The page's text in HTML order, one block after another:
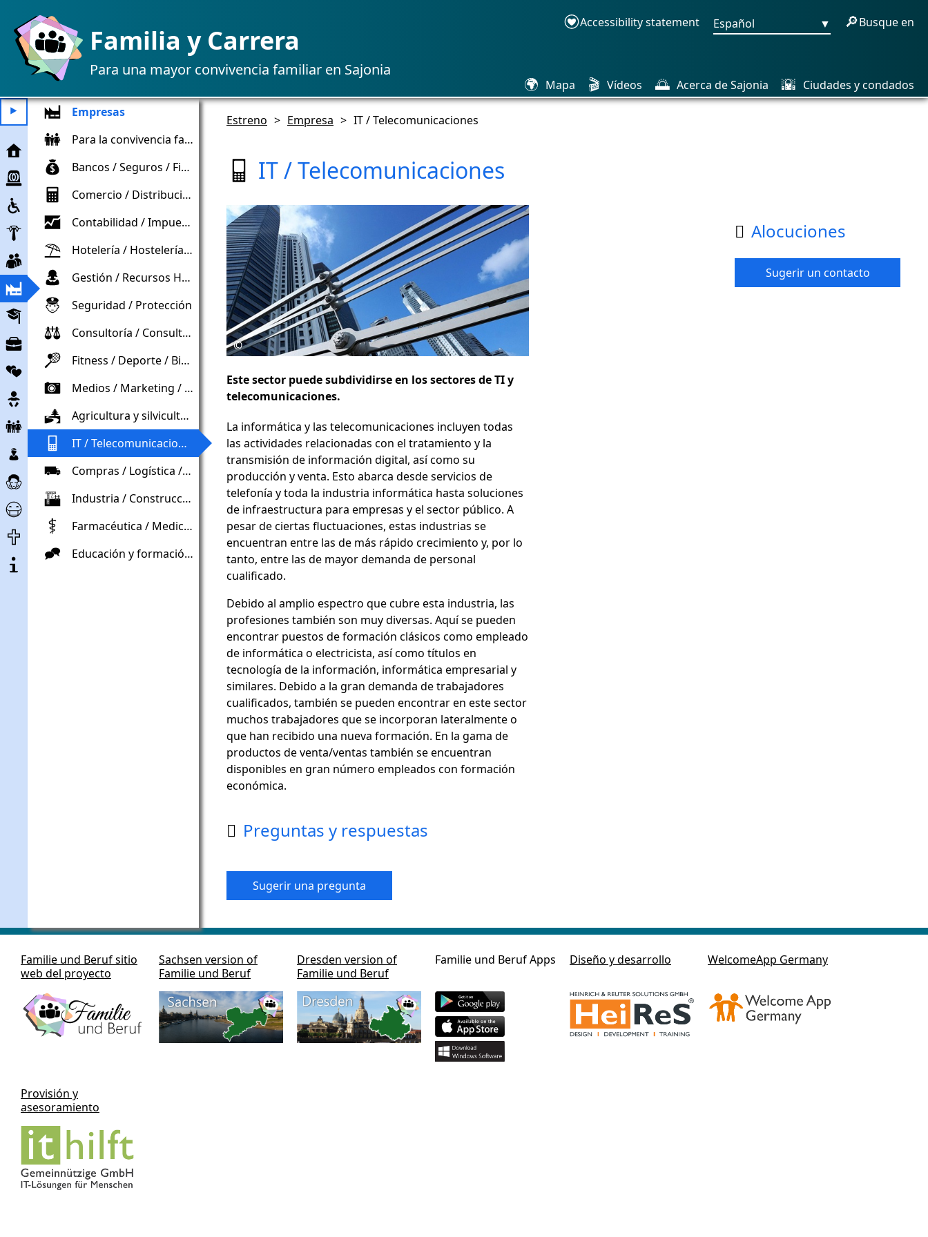
Familia y Carrera
Para una mayor convivencia familiar en Sajonia
Accessibility statement Español ▼ 🔎Busque en
🌍 Mapa 🎬 Vídeos 🌅 Acerca de Sajonia 🌇 Ciudades y condados
⯈
Estreno
Ayuda
de
emergencia
Inclusión
Empleador
Trabajadores
Empresa
Empresas
Para la convivencia familiar
Bancos / Seguros / Finanzas
Comercio / Distribución
Contabilidad / Impuestos / Controles
Hotelería / Hostelería / Turismo
Gestión / Recursos Humanos
Seguridad / Protección
Consultoría / Consultoría / Derecho
Fitness / Deporte / Bienestar
Medios / Marketing / Publicidad
Agricultura y silvicultura / Horticultura / Medio ambiente
IT / Telecomunicaciones
Compras / Logística / Gestión de materiales
Industria / Construcción / Comercio
Farmacéutica / Medicina / Cuidado / Salud
Educación y formación / Educación / Asuntos sociales
Educación
Mercado
de
trabajo
Vida
pareja
Embarazo
Niño
Familia
Los
niños
jovenes
Atención
asistencia
Ayuda
de
Corona
Final
de
Sobre
Estreno > Empresa > IT / Telecomunicaciones
IT / Telecomunicaciones
©
Este sector puede subdividirse en los sectores de TI y
telecomunicaciones.
La informática y las telecomunicaciones incluyen todas
las actividades relacionadas con el tratamiento y la
transmisión de información digital, así como su
producción y venta. Esto abarca desde servicios de
telefonía y toda la industria informática hasta soluciones
de infraestructura para empresas y el sector público. A
pesar de ciertas fluctuaciones, estas industrias se
encuentran entre las de más rápido crecimiento y, por lo
tanto, entre las de mayor demanda de personal
cualificado.
Debido al amplio espectro que cubre esta industria, las
profesiones también son muy diversas. Aquí se pueden
encontrar puestos de formación clásicos como empleado
de informática o electricista, así como títulos en
tecnología de la información, informática empresarial y
similares. Debido a la gran demanda de trabajadores
cualificados, también se pueden encontrar en este sector
muchos trabajadores que se incorporan lateralmente o
que han recibido una nueva formación. En la gama de
productos de venta/ventas también se encuentran
disponibles en gran número empleados con formación
económica.
 Preguntas y respuestas
Sugerir una pregunta
 Alocuciones
Sugerir un contacto
Familie und Beruf sitio
web del proyecto
Sachsen version of
Familie und Beruf
Dresden version of
Familie und Beruf
Familie und Beruf Apps Diseño y desarrollo WelcomeApp Germany
Provisión y
asesoramiento